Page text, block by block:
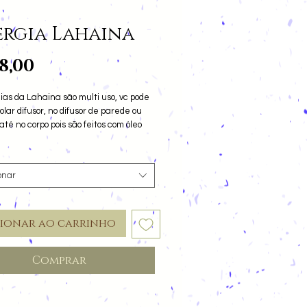
Lahaina
Preço
da Lahaina são multi uso, vc pode
difusor, no difusor de parede ou
no corpo pois são feitos com óleo
uva que deixa uma super sensação
na pele. Cada combinação é para
e temos a pronta entrega
ao carrinho
Comprar